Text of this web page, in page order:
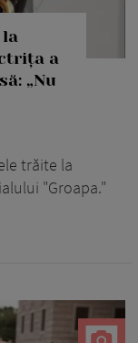
la
a
„Nu
trăite la
"Groapa."